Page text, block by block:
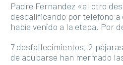
Padre Fernandez «el otro
descalificando por teléfono
había venido a la etapa. Por
7 desfallecimientos, 2
de acubarse han mermado